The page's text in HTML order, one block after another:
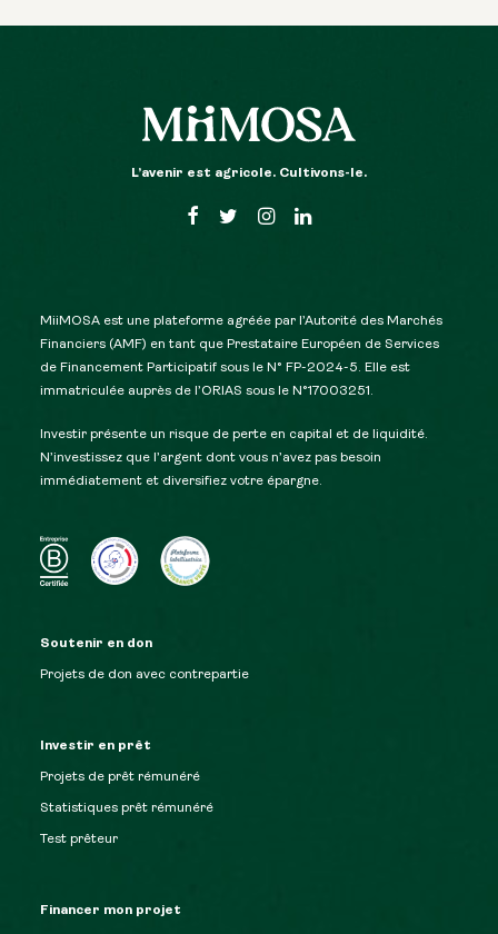
L’avenir est agricole. Cultivons-le.
MiiMOSA est une plateforme agréée par l’Autorité des Marchés
Financiers (AMF) en tant que Prestataire Européen de Services
de Financement Participatif sous le N° FP-2024-5. Elle est
immatriculée auprès de l’ORIAS sous le N°17003251.
Investir présente un risque de perte en capital et de liquidité.
N’investissez que l’argent dont vous n’avez pas besoin
immédiatement et diversifiez votre épargne.
Soutenir en don
Projets de don avec contrepartie
Investir en prêt
Projets de prêt rémunéré
Statistiques prêt rémunéré
Test prêteur
Financer mon projet